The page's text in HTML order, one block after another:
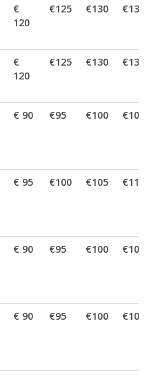
€
120
€125 €130 €135
€
120
€125 €130 €135
€ 90 €95 €100 €105
€ 95 €100 €105 €110
€ 90 €95 €100 €105
€ 90 €95 €100 €105